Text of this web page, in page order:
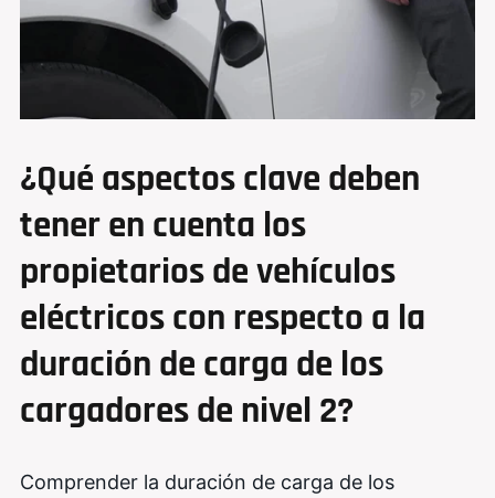
¿Qué aspectos clave deben
tener en cuenta los
propietarios de vehículos
eléctricos con respecto a la
duración de carga de los
cargadores de nivel 2?
Comprender la duración de carga de los